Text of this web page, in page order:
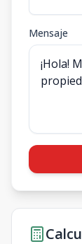
Mensaje